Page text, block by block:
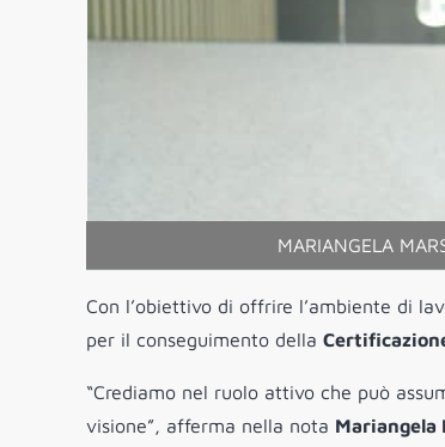
MARIANGELA
Con l’obiettivo di offrire l’ambiente di
per il conseguimento della
“Crediamo nel ruolo attivo che può
visione”, afferma nella nota Mariangela